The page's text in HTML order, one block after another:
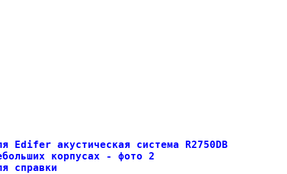
Edifer акустическая система R2750DB
корпусах - фото 2
справки